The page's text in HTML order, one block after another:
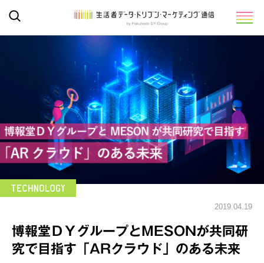
2019.04.19
博報堂ＤＹグループとMESONが共同研
究で目指す「ARクラウド」のある未来